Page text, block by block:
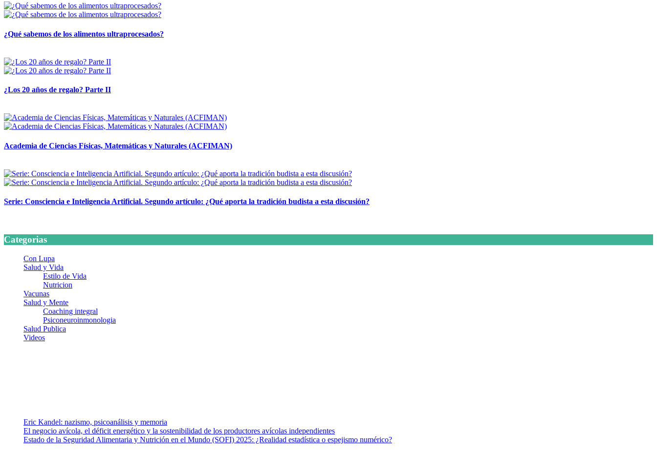
¿Qué sabemos de los alimentos ultraprocesados?
¿Los 20 años de regalo? Parte II
Academia de Ciencias Físicas, Matemáticas y Naturales (ACFIMAN)
Serie: Consciencia e Inteligencia Artificial. Segundo artículo: ¿Qué aporta la tradición budista a esta discusión?
Categorias
Con Lupa
Salud y Vida
Estilo de Vida
Nutricion
Vacunas
Salud y Mente
Coaching integral
Psiconeuroinmonologia
Salud Publica
Videos
Eric Kandel: nazismo, psicoanálisis y memoria
El negocio avícola, el déficit energético y la sostenibilidad de los productores avícolas independientes
Estado de la Seguridad Alimentaria y Nutrición en el Mundo (SOFI) 2025: ¿Realidad estadística o espejismo numérico?